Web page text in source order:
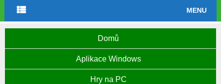
MENU
Domů
Aplikace Windows
Hry na PC